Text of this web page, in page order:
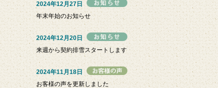
2024年12月27日
年末年始のお知らせ
2024年12月20日
来週から契約排雪スタートします
2024年11月18日
お客様の声を更新しました